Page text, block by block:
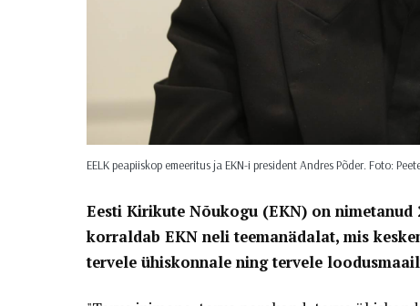
EELK peapiiskop emeeritus ja EKN-i president Andres Põder. Foto:
Eesti Kirikute Nõukogu (EKN) on
korraldab EKN neli teemanädalat, mis
tervele ühiskonnale ning tervele